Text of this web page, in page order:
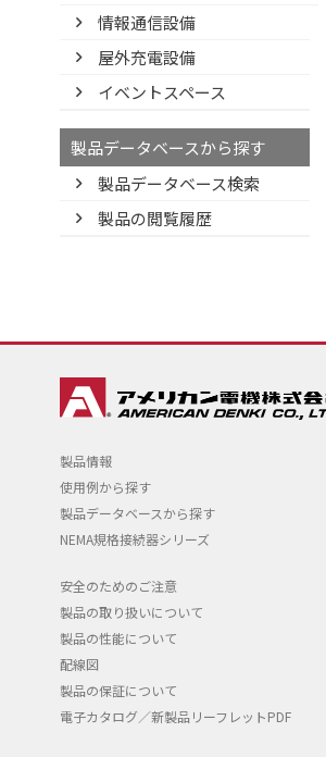
情報通信設備
屋外充電設備
イベントスペース
製品データベースから探す
製品データベース検索
製品の閲覧履歴
製品情報
使用例から探す
製品データベースから探す
NEMA規格接続器シリーズ
安全のためのご注意
製品の取り扱いについて
製品の性能について
配線図
製品の保証について
電子カタログ／新製品リーフレットPDF